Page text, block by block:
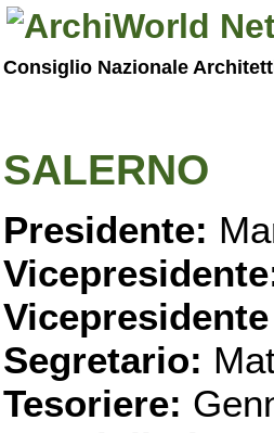
Consiglio Nazionale
SALERNO
Presidente:
Segretario:
Tesoriere: